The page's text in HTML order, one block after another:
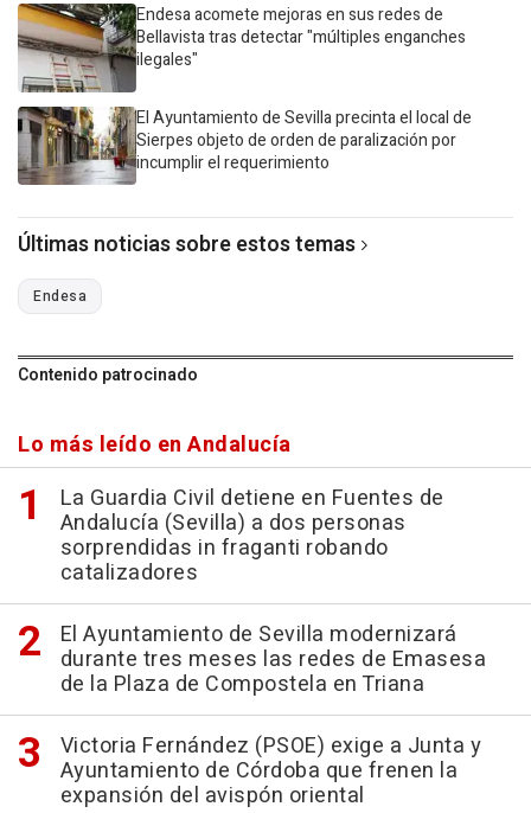
Endesa acomete mejoras en sus redes de
Bellavista tras detectar "múltiples enganches
ilegales"
El Ayuntamiento de Sevilla precinta el local de
Sierpes objeto de orden de paralización por
incumplir el requerimiento
Últimas noticias sobre estos temas
Endesa
Contenido patrocinado
Lo más leído en Andalucía
La Guardia Civil detiene en Fuentes de
Andalucía (Sevilla) a dos personas
sorprendidas in fraganti robando
catalizadores
El Ayuntamiento de Sevilla modernizará
durante tres meses las redes de Emasesa
de la Plaza de Compostela en Triana
Victoria Fernández (PSOE) exige a Junta y
Ayuntamiento de Córdoba que frenen la
expansión del avispón oriental